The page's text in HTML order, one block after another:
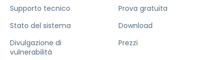
Supporto tecnico
Stato del sistema
Divulgazione di
vulnerabilità
Prova gratuita
Download
Prezzi